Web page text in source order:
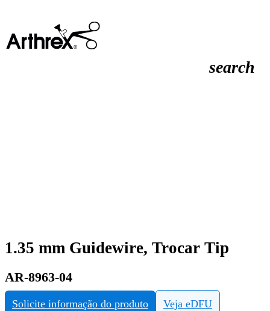
search
1.35 mm Guidewire, Trocar Tip
AR-8963-04
Solicite informação do produto Veja eDFU